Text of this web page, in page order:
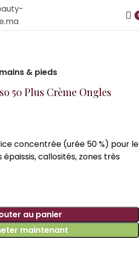
& pieds
50 Plus Crème Ongles
concentrée (urée 50 %) pour le
callosités, zones très
au panier
maintenant